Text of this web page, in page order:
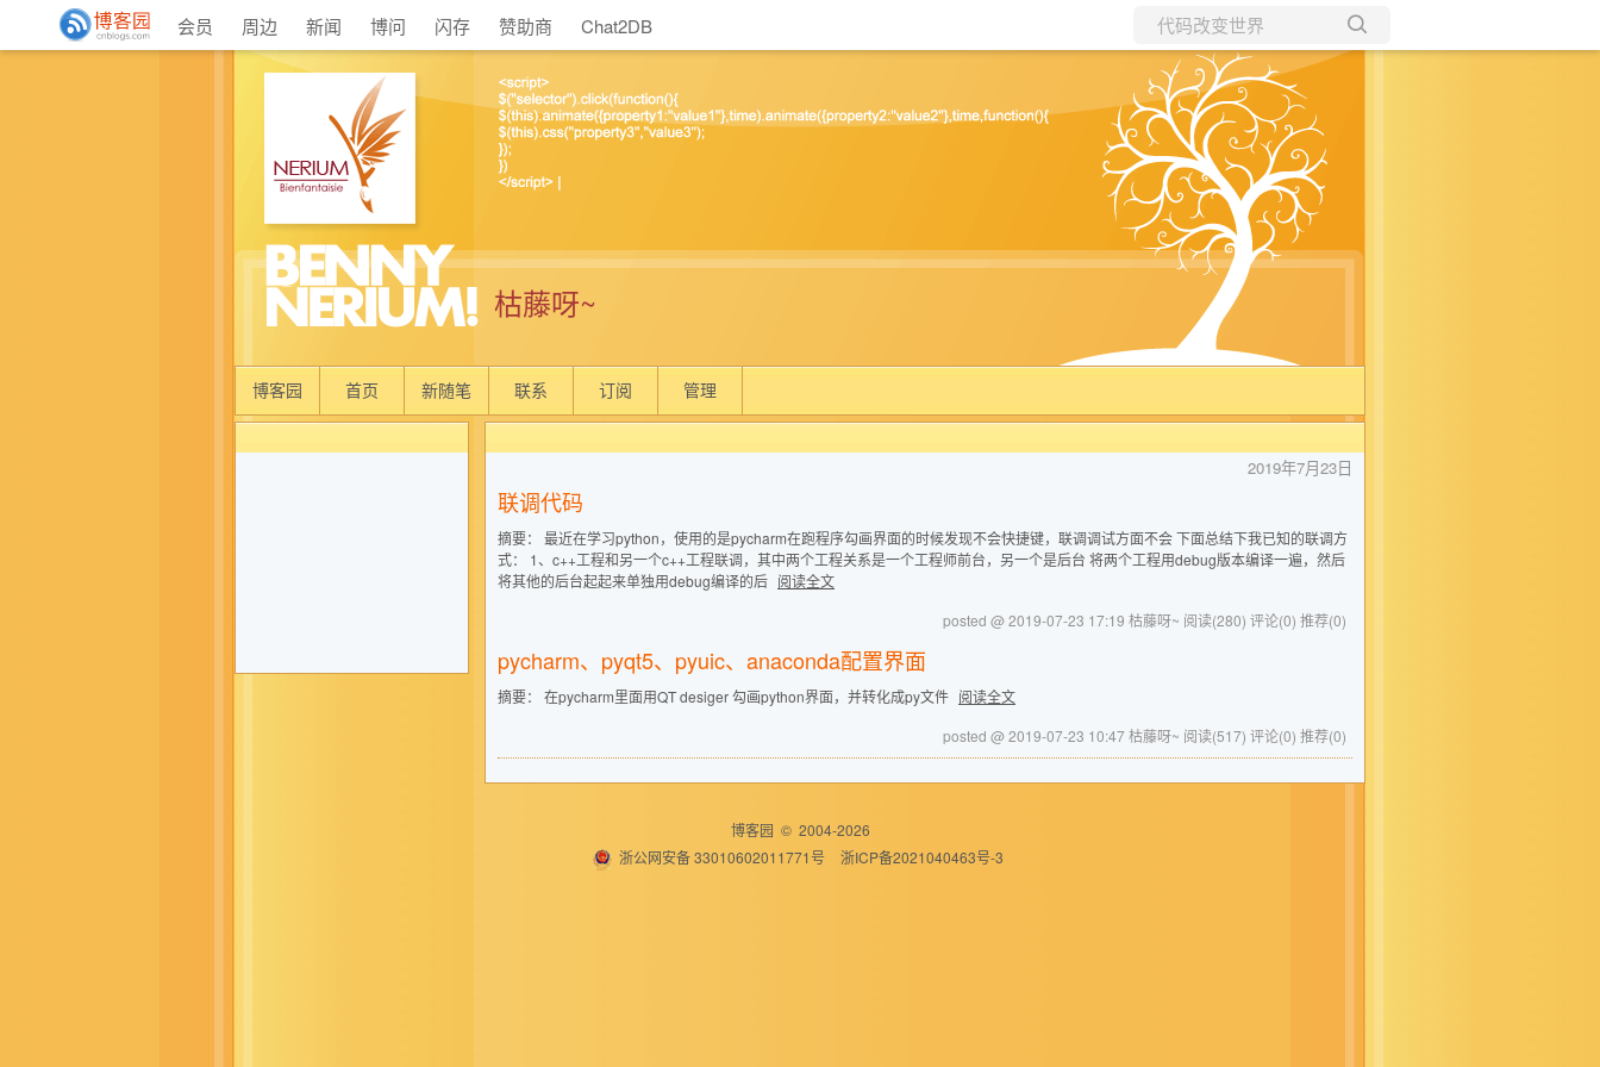
会员 周边 新闻 博问 闪存 赞助商 Chat2DB
所有博客
枯藤呀~
博客园 首页 新随笔 联系 订阅 管理
2019年7月23日
联调代码
摘要： 最近在学习python，使用的是pycharm在跑程序勾画界面的时候发现不会快捷键，联调调试方面不会 下面总结下我已知的联调方
式： 1、c++工程和另一个c++工程联调，其中两个工程关系是一个工程师前台，另一个是后台 将两个工程用debug版本编译一遍，然后
将其他的后台起起来单独用debug编译的后 阅读全文
posted @ 2019-07-23 17:19 枯藤呀~ 阅读(280) 评论(0) 推荐(0)
pycharm、pyqt5、pyuic、anaconda配置界面
摘要： 在pycharm里面用QT desiger 勾画python界面，并转化成py文件 阅读全文
posted @ 2019-07-23 10:47 枯藤呀~ 阅读(517) 评论(0) 推荐(0)
博客园 © 2004-2026
浙公网安备 33010602011771号
浙ICP备2021040463号-3